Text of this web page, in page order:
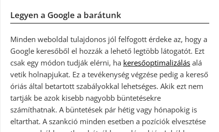
Legyen a Google a barátunk
Minden weboldal tulajdonos jól felfogott érdeke az, hogy a
Google keresőből el hozzák a lehető legtöbb látogatót. Ezt
csak egy módon tudják elérni, ha keresőoptimalizálás alá
vetik holnapjukat. Ez a tevékenység végzése pedig a kereső
óriás által betartott szabályokkal lehetséges. Akik ezt nem
tartják be azok kisebb nagyobb büntetésekre
számíthatnak. A büntetések pár hétig vagy hónapokig is
eltarthat. A szankció minden esetben a pozíciók elvesztése